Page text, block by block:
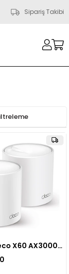
Sipariş Takibi
TP-Link Deco X60 AX3000 3000 Mbps Wi-Fi 6 Mesh Router Sistemi Fiber Uyumlu Çift Bant Gigabit Port WPA3 150 Cihaz 490 m² Kapsama 2'li Paket